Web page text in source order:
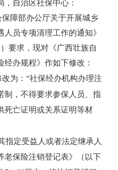
自治区社保中心：
障部办公厅关于开展城乡
员专项清理工作的通知》
要求，现对《广西壮族自
办规程》作如下修改：
为：“社保经办机构办理注
制，不得要求参保人员、指
死亡证明或关系证明等材
指定受益人或者法定继承人
老保险注销登记表》（以下